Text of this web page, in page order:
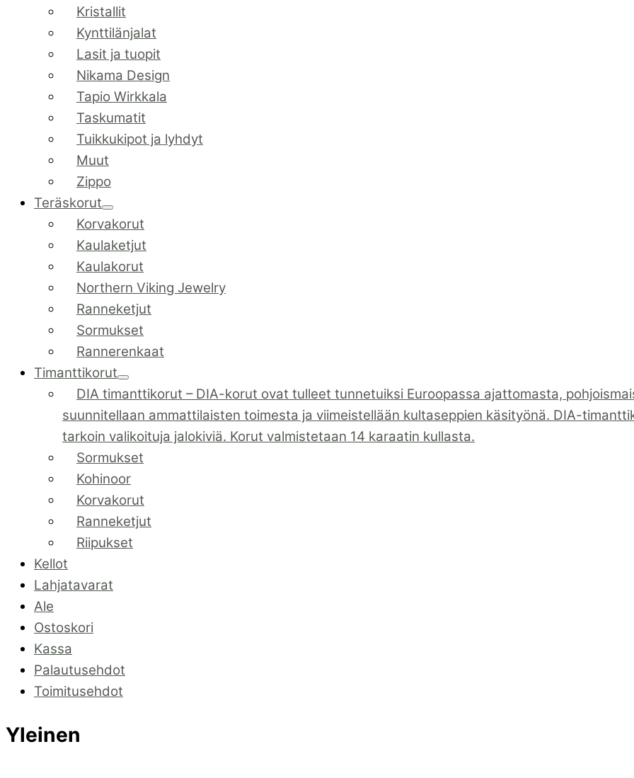
Kristallit
Kynttilänjalat
Lasit ja tuopit
Nikama Design
Tapio Wirkkala
Taskumatit
Tuikkukipot ja lyhdyt
Muut
Zippo
Teräskorut
Korvakorut
Kaulaketjut
Kaulakorut
Northern Viking Jewelry
Ranneketjut
Sormukset
Rannerenkaat
Timanttikorut
DIA timanttikorut – DIA-korut ovat tulleet tunnetuiksi Euroopassa ajattomasta,
suunnitellaan ammattilaisten toimesta ja viimeistellään kultaseppien käsityönä. DIA-
tarkoin valikoituja jalokiviä. Korut valmistetaan 14 karaatin kullasta.
Sormukset
Kohinoor
Korvakorut
Ranneketjut
Riipukset
Kellot
Lahjatavarat
Ale
Ostoskori
Kassa
Palautusehdot
Toimitusehdot
Yleinen